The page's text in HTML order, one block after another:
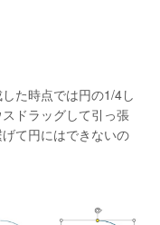
た時点では円の1/4し
ドラッグして引っ張
て円にはできないの